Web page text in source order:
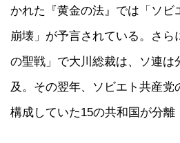
かれた『黄金の法』では「ソビ
崩壊」が予言されている。さら
の聖戦」で大川総裁は、ソ連は
及。その翌年、ソビエト共産党
構成していた15の共和国が分離